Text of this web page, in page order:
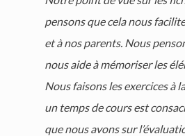
pensons que cela nous
et à nos parents. Nous
nous aide à mémoriser les
Nous faisons les exercices à
un temps de cours est
que nous avons sur